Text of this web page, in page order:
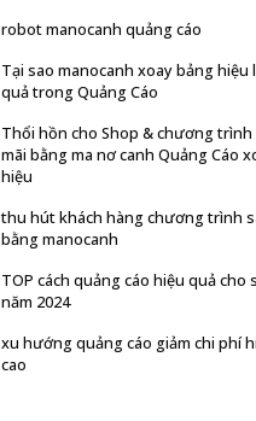
robot manocanh quảng cáo
Tại sao manocanh xoay bảng hiệu
quả trong Quảng Cáo
Thổi hồn cho Shop & chương
mãi bằng ma nơ canh Quảng Cáo
hiệu
thu hút khách hàng chương trình
bằng manocanh
TOP cách quảng cáo hiệu quả cho
năm 2024
xu hướng quảng cáo giảm chi phí
cao